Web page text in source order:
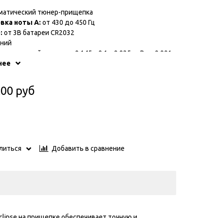
тюнер-прищепка
ноты A: от 430 до 450 Гц
от 3В батареи CR2032
заводской упаковке: 0.145 x 0.1 x 0.025 м. Вес: 0.001
руб
Добавить в сравнение